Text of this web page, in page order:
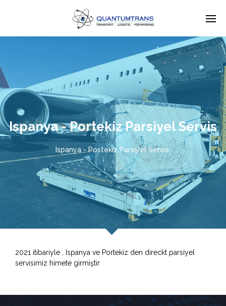
Ispanya - Portekiz Parsiyel Servis
Ispanya - Postekiz Parsiyel Servis
2021 itibariyle , Ispanya ve Portekiz den direckt parsiyel
servisimiz himete girmiştir